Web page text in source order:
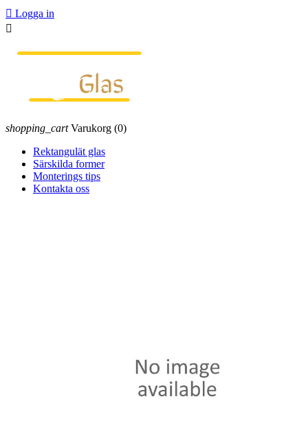
 Logga in

shopping_cart Varukorg (0)
Rektangulät glas
Särskilda former
Monterings tips
Kontakta oss